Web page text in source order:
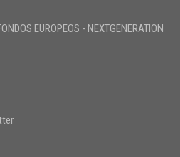
EUROPEOS - NEXTGENERATION